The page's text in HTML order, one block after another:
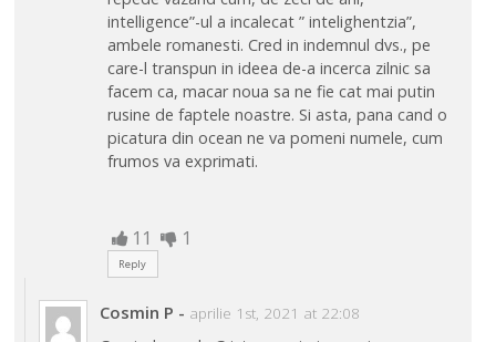
intelligence”-ul a incalecat ” intelighentzia”,
ambele romanesti. Cred in indemnul dvs., pe
care-l transpun in ideea de-a incerca zilnic sa
facem ca, macar noua sa ne fie cat mai putin
rusine de faptele noastre. Si asta, pana cand o
picatura din ocean ne va pomeni numele, cum
frumos va exprimati.
11 1
Reply
Cosmin P - aprilie 1st, 2021 at 22:08